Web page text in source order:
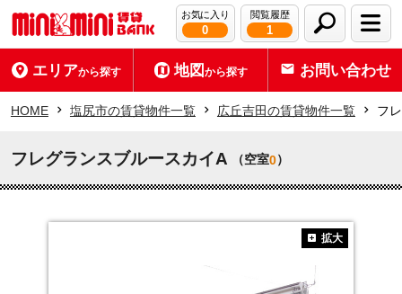
お気に入り
0
閲覧履歴
1
エリアから探す 地図から探す お問い合わせ
HOME 塩尻市の賃貸物件一覧 広丘吉田の賃貸物件一覧 フ
フレグランスブルースカイA （空室0）
拡大